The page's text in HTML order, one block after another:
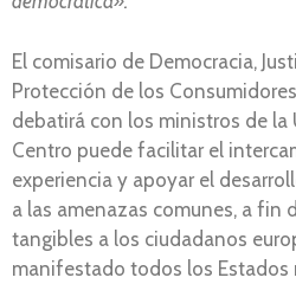
El comisario de Democracia,
Protección de los
debatirá con los ministros de la
Centro puede facilitar el
experiencia y apoyar el
a las amenazas comunes, a fin
tangibles a los ciudadanos
manifestado todos los Estados